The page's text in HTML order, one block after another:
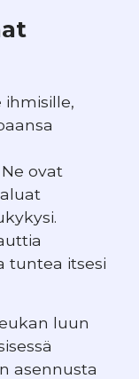
ovat
tuntea itsesi
luun
asennusta